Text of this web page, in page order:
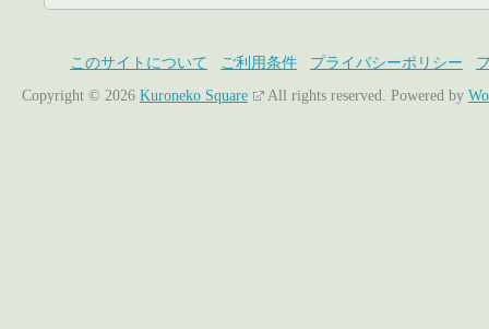
このサイトについて ご利用条件 プライバシーポリシー
Copyright © 2026 Kuroneko Square All rights reserved. Powered by